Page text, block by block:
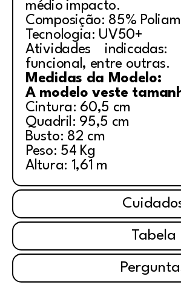
médio impacto.
Composição: 85%
Tecnologia: UV50+
Atividades indicadas:
funcional, entre outras.
Medidas da Modelo:
A modelo veste
Cintura: 60,5 cm
Quadril: 95,5 cm
Busto: 82 cm
Peso: 54 Kg
Altura: 1,61 m